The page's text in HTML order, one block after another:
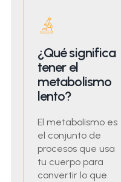
¿Qué significa
tener el
metabolismo
lento?
El metabolismo es
el conjunto de
procesos que usa
tu cuerpo para
convertir lo que